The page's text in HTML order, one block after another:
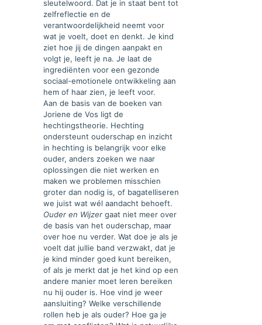
sleutelwoord. Dat je in staat bent tot
zelfreflectie en de
verantwoordelijkheid neemt voor
wat je voelt, doet en denkt. Je kind
ziet hoe jij de dingen aanpakt en
volgt je, leeft je na. Je laat de
ingrediënten voor een gezonde
sociaal-emotionele ontwikkeling aan
hem of haar zien, je leeft voor.
Aan de basis van de boeken van
Joriene de Vos ligt de
hechtingstheorie. Hechting
ondersteunt ouderschap en inzicht
in hechting is belangrijk voor elke
ouder, anders zoeken we naar
oplossingen die niet werken en
maken we problemen misschien
groter dan nodig is, of bagatelliseren
we juist wat wél aandacht behoeft.
Ouder en Wijzer gaat niet meer over
de basis van het ouderschap, maar
over hoe nu verder. Wat doe je als je
voelt dat jullie band verzwakt, dat je
je kind minder goed kunt bereiken,
of als je merkt dat je het kind op een
andere manier moet leren bereiken
nu hij ouder is. Hoe vind je weer
aansluiting? Welke verschillende
rollen heb je als ouder? Hoe ga je